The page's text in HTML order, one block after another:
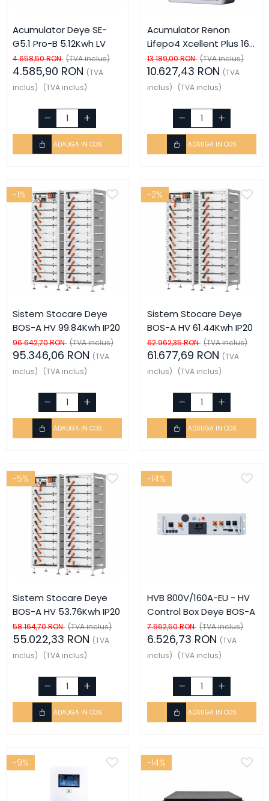
Acumulator Deye SE-
G5.1 Pro-B 5.12Kwh LV
4.658,50 RON (TVA inclus)
4.585,90 RON (TVA
inclus)
(TVA inclus)
ADAUGA IN COS
Acumulator Renon
Lifepo4 Xcellent Plus 16
kWh 51.2V-314Ah IP65
13.189,00 RON (TVA inclus)
10.627,43 RON (TVA
inclus)
(TVA inclus)
ADAUGA IN COS
-1%
Sistem Stocare Deye
BOS-A HV 99.84Kwh IP20
96.642,70 RON (TVA inclus)
95.346,06 RON (TVA
inclus)
(TVA inclus)
ADAUGA IN COS
-2%
Sistem Stocare Deye
BOS-A HV 61.44Kwh IP20
62.962,35 RON (TVA inclus)
61.677,69 RON (TVA
inclus)
(TVA inclus)
ADAUGA IN COS
-5%
Sistem Stocare Deye
BOS-A HV 53.76Kwh IP20
58.164,70 RON (TVA inclus)
55.022,33 RON (TVA
inclus)
(TVA inclus)
ADAUGA IN COS
-14%
HVB 800V/160A-EU - HV
Control Box Deye BOS-A
7.562,50 RON (TVA inclus)
6.526,73 RON (TVA
inclus)
(TVA inclus)
ADAUGA IN COS
-9% -14%